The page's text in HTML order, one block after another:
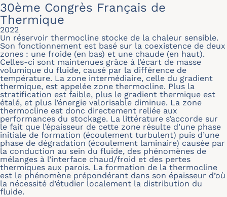
30ème Congrès Français de
Thermique
2022
Un réservoir thermocline stocke de la chaleur sensible.
Son fonctionnement est basé sur la coexistence de deux
zones : une froide (en bas) et une chaude (en haut).
Celles-ci sont maintenues grâce à l’écart de masse
volumique du fluide, causé par la différence de
température. La zone intermédiaire, celle du gradient
thermique, est appelée zone thermocline. Plus la
stratification est faible, plus le gradient thermique est
étalé, et plus l’énergie valorisable diminue. La zone
thermocline est donc directement reliée aux
performances du stockage. La littérature s’accorde sur
le fait que l’épaisseur de cette zone résulte d’une phase
initiale de formation (écoulement turbulent) puis d’une
phase de dégradation (écoulement laminaire) causée par
la conduction au sein du fluide, des phénomènes de
mélanges à l’interface chaud/froid et des pertes
thermiques aux parois. La formation de la thermocline
est le phénomène prépondérant dans son épaisseur d’où
la nécessité d’étudier localement la distribution du
fluide.